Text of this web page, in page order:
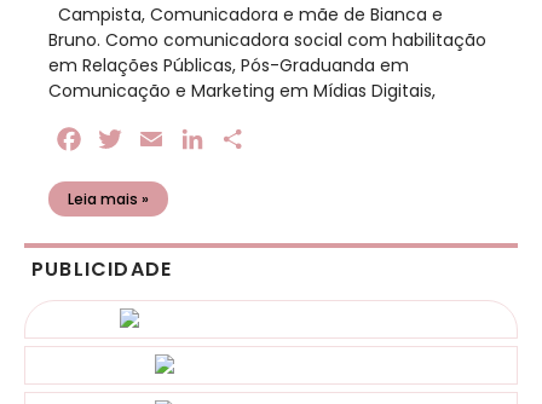
​ Campista, Comunicadora e mãe de Bianca e
Bruno. Como comunicadora social com habilitação
em Relações Públicas, Pós-Graduanda em
Comunicação e Marketing em Mídias Digitais,
FacebookTwitterEmail LinkedIn
Leia mais »
PUBLICIDADE